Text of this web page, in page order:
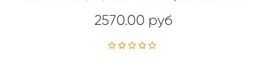
2570.00 руб